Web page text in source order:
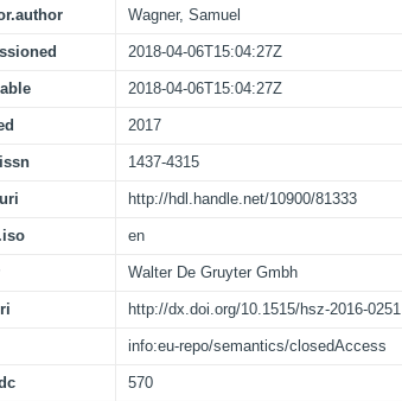
Wagner, Samuel
2018-04-06T15:04:27Z
2018-04-06T15:04:27Z
2017
1437-4315
http://hdl.handle.net/10900/81333
en
Walter De Gruyter Gmbh
http://dx.doi.org/10.1515/hsz-2016-0251
info:eu-repo/semantics/closedAccess
570